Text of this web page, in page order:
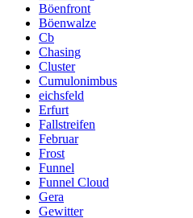
Böenfront
Böenwalze
Cb
Chasing
Cluster
Cumulonimbus
eichsfeld
Erfurt
Fallstreifen
Februar
Frost
Funnel
Funnel Cloud
Gera
Gewitter